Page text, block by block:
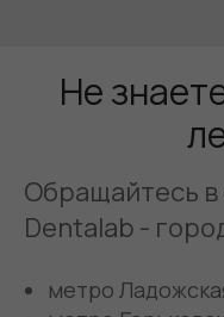
Не
Обращайтесь
Dentalab -
метро